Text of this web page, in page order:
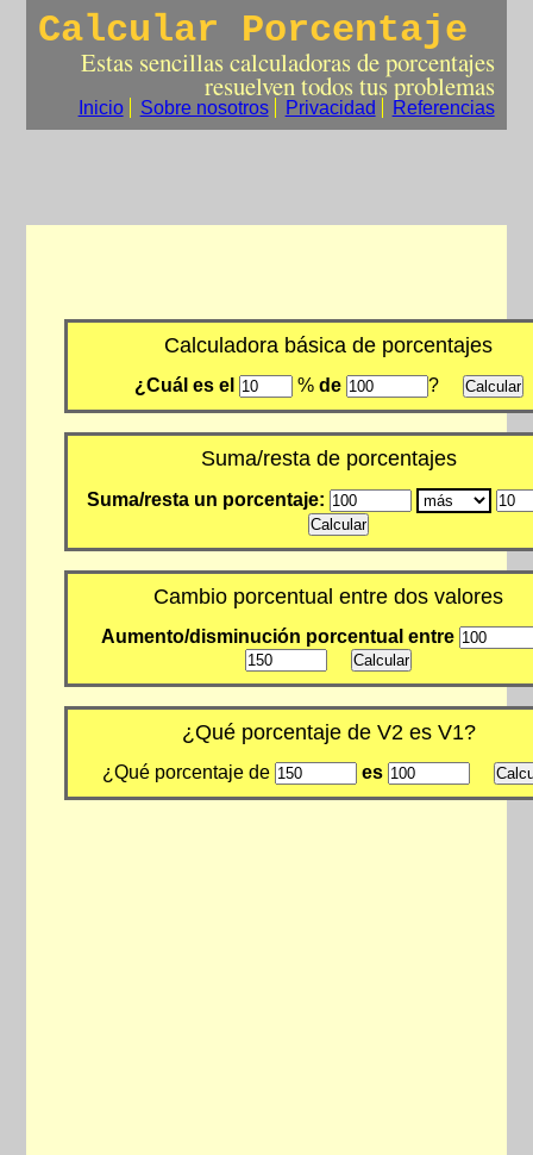
Calcular Porcentaje
Estas sencillas calculadoras de porcentajes
resuelven todos tus problemas
Inicio Sobre nosotros Privacidad Referencias
Calculadora básica de porcentajes
¿Cuál es el % de ?
Suma/resta de porcentajes
Suma/resta un porcentaje:
Cambio porcentual entre dos valores
Aumento/disminución porcentual entre
¿Qué porcentaje de V2 es V1?
¿Qué porcentaje de es